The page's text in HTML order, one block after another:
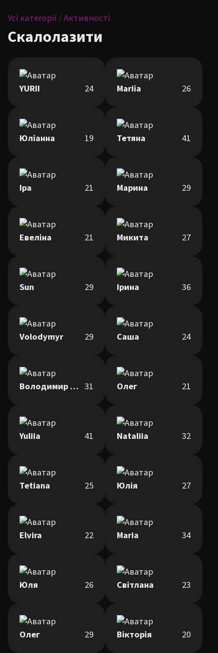
Усі категорії /Активності
Скалолазити
YURII 24 Mariіa 26
Юліанна 19 Тетяна 41
Іра 21 Марина 29
Евеліна 21 Микита 27
Sun 29 Ірина 36
Volodymyr 29 Саша 24
Володимир Шпакович 31 Олег 21
Yuliia 41 Nataliia 32
Tetiana 25 Юлія 27
Elvira 22 Maria 34
Юля 26 Світлана 23
Олег 29 Вікторія 20